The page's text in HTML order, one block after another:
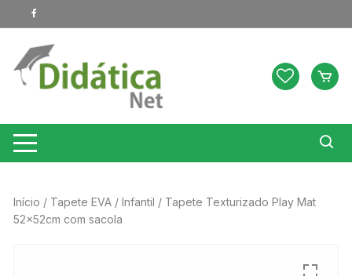
para
conteúdo
Início / Tapete EVA /Infantil / Tapete Texturizado Play Mat
52x52cm com sacola